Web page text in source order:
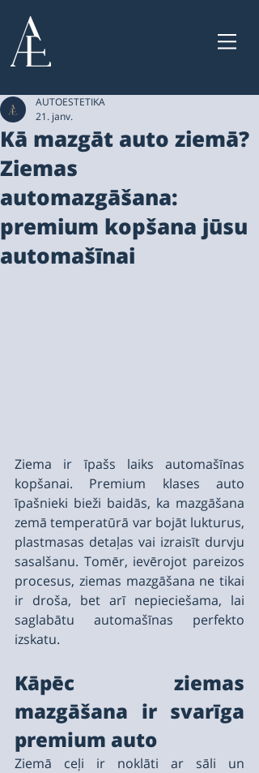
Kā mazgāt auto ziemā?
Ziemas
automazgāšana:
premium kopšana jūsu
automašīnai
AUTOESTETIKA
21. janv.
Ziema ir īpašs laiks automašīnas
kopšanai. Premium klases auto
īpašnieki bieži baidās, ka mazgāšana
zemā temperatūrā var bojāt lukturus,
plastmasas detaļas vai izraisīt durvju
sasalšanu. Tomēr, ievērojot pareizos
procesus, ziemas mazgāšana ne tikai
ir droša, bet arī nepieciešama, lai
saglabātu automašīnas perfekto
izskatu.
Kāpēc ziemas
mazgāšana ir svarīga
premium auto
Ziemā ceļi ir noklāti ar sāli un